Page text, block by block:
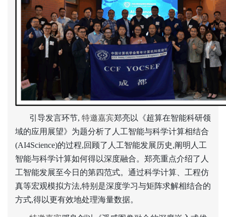
引导发言环节, 特邀嘉宾郑亮以《超算在智能科研领
域的应用展望》为题分析了人工智能与科学计算相结合
(AI4Science)的过程,回顾了人工智能发展历史,阐明人工
智能与科学计算如何得以深度融合。郑亮重点介绍了人
工智能发展至今日的第四范式。通过科学计算、工程仿
真等宏观模拟方法,特别是深度学习与矩阵求解相结合的
方式,得以更有效地处理海量数据。